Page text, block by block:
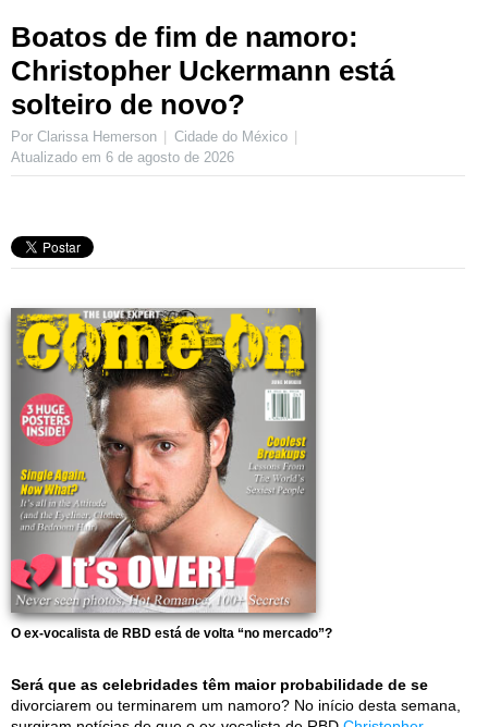
Boatos de fim de namoro:
Christopher Uckermann está
solteiro de novo?
Por Clarissa Hemerson
Cidade do México
Atualizado em 6 de agosto de 2026
O ex-vocalista de RBD está de volta “no mercado”?
Será que as celebridades têm maior probabilidade de se
divorciarem ou terminarem um namoro? No início desta semana,